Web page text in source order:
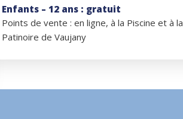
Enfants – 12 ans : gratuit
Points de vente : en ligne, à la Piscine et à la
Patinoire de Vaujany